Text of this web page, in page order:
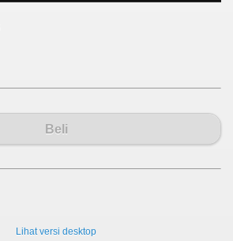
Beli
Lihat versi desktop